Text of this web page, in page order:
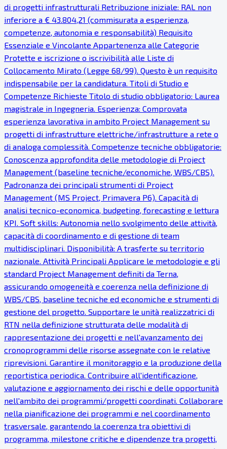
di progetti infrastrutturali Retribuzione iniziale: RAL non
inferiore a € 43.804,21 (commisurata a esperienza,
competenze, autonomia e responsabilità) Requisito
Essenziale e Vincolante Appartenenza alle Categorie
Protette e iscrizione o iscrivibilità alle Liste di
Collocamento Mirato (Legge 68/99). Questo è un requisito
indispensabile per la candidatura. Titoli di Studio e
Competenze Richieste Titolo di studio obbligatorio: Laurea
magistrale in Ingegneria. Esperienza: Comprovata
esperienza lavorativa in ambito Project Management su
progetti di infrastrutture elettriche/infrastrutture a rete o
di analoga complessità. Competenze tecniche obbligatorie:
Conoscenza approfondita delle metodologie di Project
Management (baseline tecniche/economiche, WBS/CBS).
Padronanza dei principali strumenti di Project
Management (MS Project, Primavera P6). Capacità di
analisi tecnico-economica, budgeting, forecasting e lettura
KPI. Soft skills: Autonomia nello svolgimento delle attività,
capacità di coordinamento e di gestione di team
multidisciplinari. Disponibilità: A trasferte su territorio
nazionale. Attività Principali Applicare le metodologie e gli
standard Project Management definiti da Terna,
assicurando omogeneità e coerenza nella definizione di
WBS/CBS, baseline tecniche ed economiche e strumenti di
gestione del progetto. Supportare le unità realizzatrici di
RTN nella definizione strutturata delle modalità di
rappresentazione dei progetti e nell'avanzamento dei
cronoprogrammi delle risorse assegnate con le relative
riprevisioni. Garantire il monitoraggio e la produzione della
reportistica periodica. Contribuire all'identificazione,
valutazione e aggiornamento dei rischi e delle opportunità
nell'ambito dei programmi/progetti coordinati. Collaborare
nella pianificazione dei programmi e nel coordinamento
trasversale, garantendo la coerenza tra obiettivi di
programma, milestone critiche e dipendenze tra progetti,